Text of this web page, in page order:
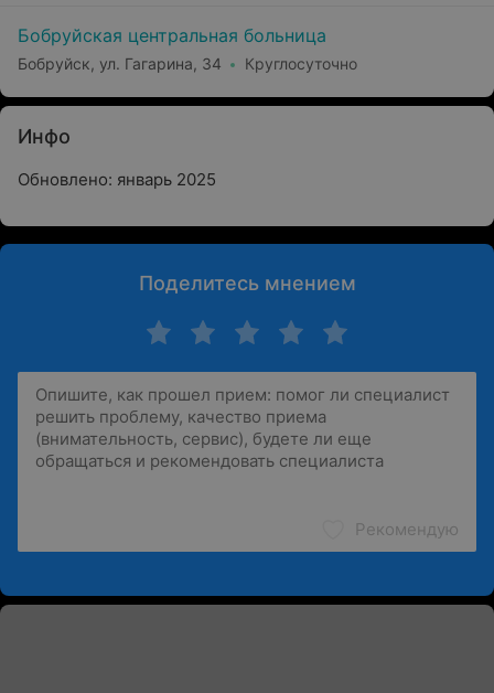
Бобруйская центральная больница
Бобруйск, ул. Гагарина, 34 Круглосуточно
Инфо
Обновлено: январь 2025
Поделитесь мнением
Рекомендую